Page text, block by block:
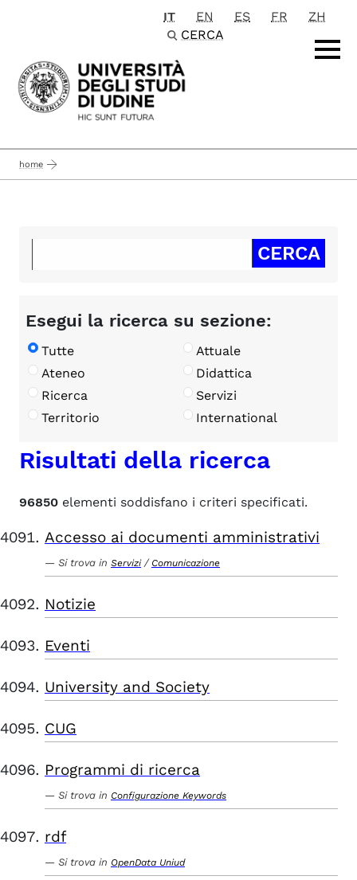
Passa al contenuto principale
IT EN ES FR
ZH
CERCA
home
Esegui la ricerca su sezione:
Tutte
Attuale
Ateneo
Didattica
Ricerca
Servizi
Territorio
International
Risultati della ricerca
96850 elementi soddisfano i criteri specificati.
Accesso ai documenti amministrativi
Si trova in Servizi / Comunicazione
Notizie
Eventi
University and Society
CUG
Programmi di ricerca
Si trova in Configurazione Keywords
rdf
Si trova in OpenData Uniud